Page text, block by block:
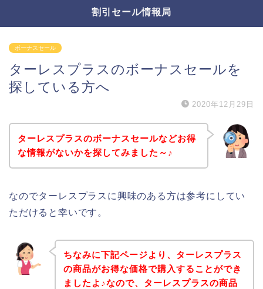
割引セール情報局
ボーナスセール
ターレスプラスのボーナスセールを
探している方へ
2020年12月29日
ターレスプラスのボーナスセールなどお得
な情報がないかを探してみました～♪
なのでターレスプラスに興味のある方は参考にしてい
ただけると幸いです。
ちなみに下記ページより、ターレスプラス
の商品がお得な価格で購入することができ
ましたよ♪なので、ターレスプラスの商品